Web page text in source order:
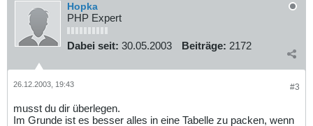
Hopka
PHP Expert
Dabei seit: 30.05.2003 Beiträge: 2172
#3
26.12.2003, 19:43
musst du dir überlegen.
Im Grunde ist es besser alles in eine Tabelle zu packen, wenn